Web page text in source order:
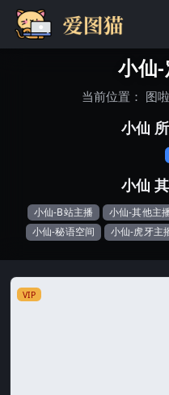
小仙
当前位置： 图
小仙
小仙
小仙-B站主播 小仙-其他主
小仙-秘语空间
小仙-虎牙主
VIP